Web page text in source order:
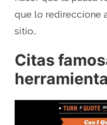
que lo redireccione
sitio..
Citas